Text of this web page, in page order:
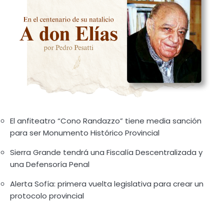
El anfiteatro “Cono Randazzo” tiene media sanción
para ser Monumento Histórico Provincial
Sierra Grande tendrá una Fiscalía Descentralizada y
una Defensoría Penal
Alerta Sofía: primera vuelta legislativa para crear un
protocolo provincial